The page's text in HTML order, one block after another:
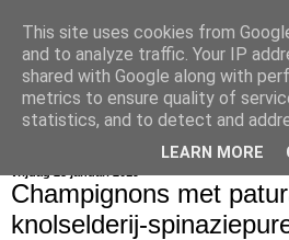
bijna net zo
Champignons met
knolselderij-
This site uses cookies from
and to analyze traffic. Your IP
shared with Google along with
metrics to ensure quality of
statistics, and to detect and
LEARN MORE